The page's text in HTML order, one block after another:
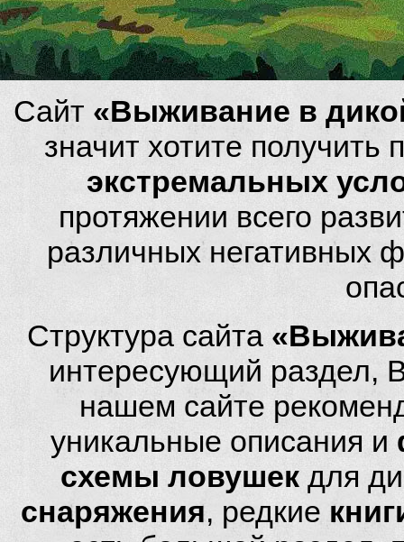
Сайт «Выживание в
значит хотите
экстремальных
протяжении всего
различных негативных
Структура сайта
интересующий раздел,
нашем сайте
уникальные описания и
схемы ловушек для
снаряжения, редкие